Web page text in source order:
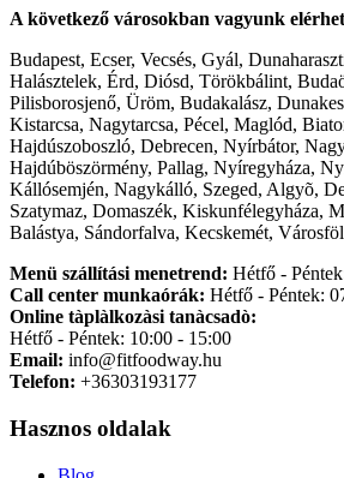
A következő városokban vagyunk
Budapest, Ecser, Vecsés, Gyál,
Halásztelek, Érd, Diósd, Törökbálint,
Pilisborosjenő, Üröm, Budakalász,
Kistarcsa, Nagytarcsa, Pécel, Maglód,
Hajdúszoboszló, Debrecen, Nyírbátor,
Hajdúböszörmény, Pallag, Nyíregyháza,
Kállósemjén, Nagykálló, Szeged, Algyõ,
Szatymaz, Domaszék, Kiskunfélegyháza,
Balástya, Sándorfalva, Kecskemét,
Menü szállítási menetrend: Hétfő -
Call center munkaórák: Hétfő - Péntek:
Online tàplàlkozàsi tanàcsadò:
Hétfő - Péntek: 10:00 - 15:00
Email: info@fitfoodway.hu
Telefon: +36303193177
Hasznos oldalak